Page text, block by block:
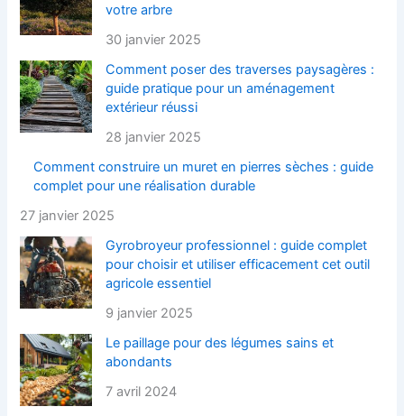
votre arbre
30 janvier 2025
Comment poser des traverses paysagères :
guide pratique pour un aménagement
extérieur réussi
28 janvier 2025
Comment construire un muret en pierres sèches : guide
complet pour une réalisation durable
27 janvier 2025
Gyrobroyeur professionnel : guide complet
pour choisir et utiliser efficacement cet outil
agricole essentiel
9 janvier 2025
Le paillage pour des légumes sains et
abondants
7 avril 2024